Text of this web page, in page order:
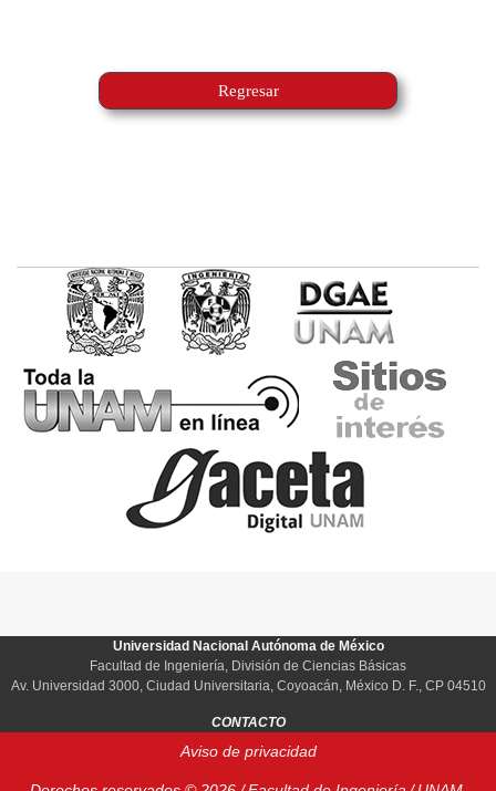
Regresar
Universidad Nacional Autónoma de México
Facultad de Ingeniería, División de Ciencias Básicas
Av. Universidad 3000, Ciudad Universitaria, Coyoacán, México D. F., CP 04510
CONTACTO
Aviso de privacidad